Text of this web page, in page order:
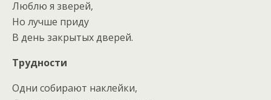
Люблю я зверей,
Но лучше приду
В день закрытых дверей.
Трудности
Одни собирают наклейки,